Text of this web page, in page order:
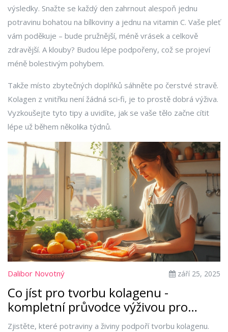
výsledky. Snažte se každý den zahrnout alespoň jednu
potravinu bohatou na bílkoviny a jednu na vitamin C. Vaše pleť
vám poděkuje – bude pružnější, méně vrásek a celkově
zdravější. A klouby? Budou lépe podpořeny, což se projeví
méně bolestivým pohybem.
Takže místo zbytečných doplňků sáhněte po čerstvé stravě.
Kolagen z vnitřku není žádná sci‑fi, je to prostě dobrá výživa.
Vyzkoušejte tyto tipy a uvidíte, jak se vaše tělo začne cítit
lépe už během několika týdnů.
Dalibor Novotný září 25, 2025
Co jíst pro tvorbu kolagenu -
kompletní průvodce výživou pro
pevnou pokožku
Zjistěte, které potraviny a živiny podpoří tvorbu kolagenu.